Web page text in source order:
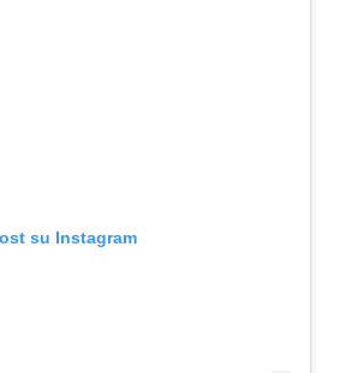
su Instagram